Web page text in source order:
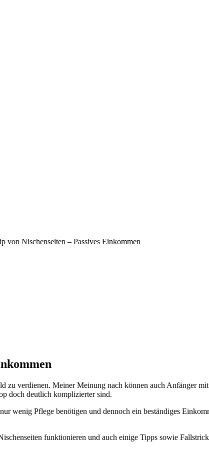
von Nischenseiten – Passives Einkommen
zu verdienen. Meiner Meinung nach können auch Anfänger
doch deutlich komplizierter sind.
wenig Pflege benötigen und dennoch ein beständiges
funktionieren und auch einige Tipps sowie